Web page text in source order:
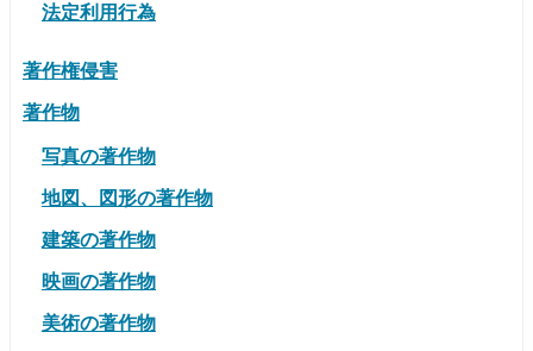
法定利用行為
著作権侵害
著作物
写真の著作物
地図、図形の著作物
建築の著作物
映画の著作物
美術の著作物